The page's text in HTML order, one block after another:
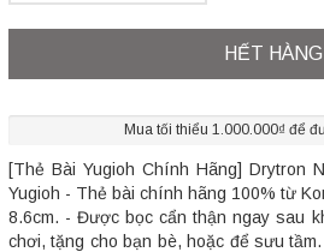
HẾT HÀNG
Mua tối thiểu 1.000.000₫ để
[Thẻ Bài Yugioh Chính Hãng] Drytron
Yugioh - Thẻ bài chính hãng 100% từ
8.6cm. - Được bọc cẩn thận ngay sau
chơi, tặng cho bạn bè, hoặc để sưu